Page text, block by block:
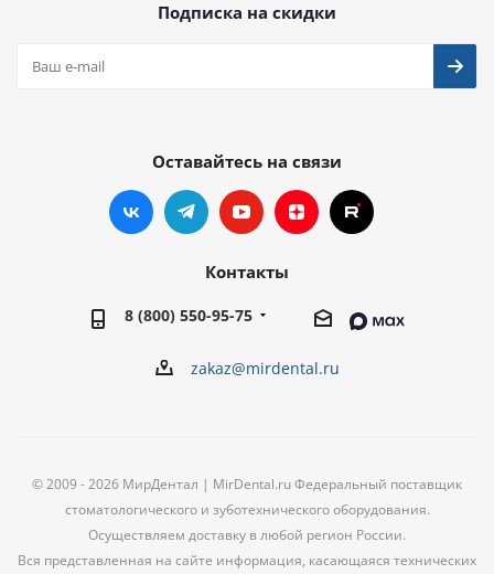
Подписка на скидки
Оставайтесь на связи
Контакты
8 (800) 550-95-75
zakaz@mirdental.ru
© 2009 - 2026 МирДентал | MirDental.ru Федеральный поставщик
стоматологического и зуботехнического оборудования.
Осуществляем доставку в любой регион России.
Вся представленная на сайте информация, касающаяся технических